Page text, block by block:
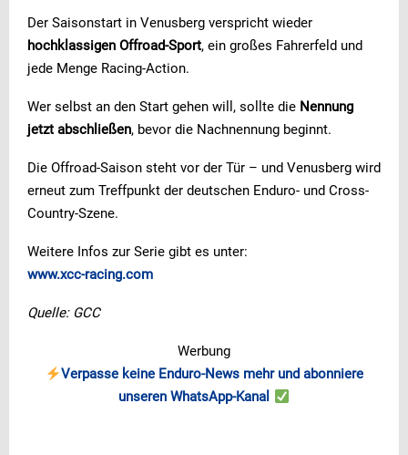
Der Saisonstart in Venusberg verspricht wieder
hochklassigen Offroad-Sport, ein großes Fahrerfeld und
jede Menge Racing-Action.
Wer selbst an den Start gehen will, sollte die Nennung
jetzt abschließen, bevor die Nachnennung beginnt.
Die Offroad-Saison steht vor der Tür – und Venusberg wird
erneut zum Treffpunkt der deutschen Enduro- und Cross-
Country-Szene.
Weitere Infos zur Serie gibt es unter:
www.xcc-racing.com
Quelle: GCC
Werbung
Verpasse keine Enduro-News mehr und abonniere
unseren WhatsApp-Kanal